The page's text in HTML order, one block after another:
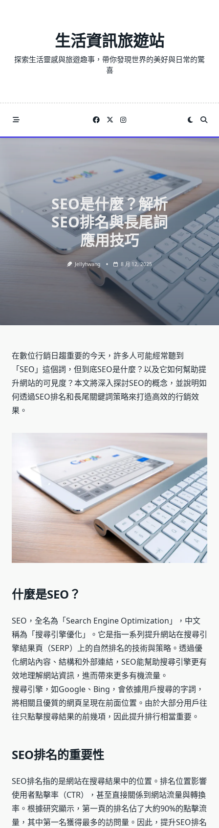
生活資訊旅遊站
探索生活靈感與旅遊趣事，帶你發現世界的美好與日常的驚
喜
SEO是什麼？解析
SEO排名與長尾詞
應用技巧
Jellyhwang 8 月 12, 2025
在數位行銷日趨重要的今天，許多人可能經常聽到
「SEO」這個詞，但到底SEO是什麼？以及它如何幫助提
升網站的可見度？本文將深入探討SEO的概念，並說明如
何透過SEO排名和長尾關鍵詞策略來打造高效的行銷效
果。
什麼是SEO？
SEO，全名為「Search Engine Optimization」，中文
稱為「搜尋引擎優化」。它是指一系列提升網站在搜尋引
擎結果頁（SERP）上的自然排名的技術與策略。透過優
化網站內容、結構和外部連結，SEO能幫助搜尋引擎更有
效地理解網站資訊，進而帶來更多有機流量。
搜尋引擎，如Google、Bing，會依據用戶搜尋的字詞，
將相關且優質的網頁呈現在前面位置。由於大部分用戶往
往只點擊搜尋結果的前幾項，因此提升排行相當重要。
SEO排名的重要性
SEO排名指的是網站在搜尋結果中的位置。排名位置影響
使用者點擊率（CTR），甚至直接關係到網站流量與轉換
率。根據研究顯示，第一頁的排名佔了大約90%的點擊流
量，其中第一名獲得最多的訪問量。因此，提升SEO排名